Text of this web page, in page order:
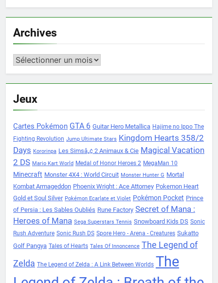
Archives
Archives
Jeux
Cartes Pokémon GTA 6 Guitar Hero Metallica Hajime no Ippo The
Fighting Revolution Jump Ultimate Stars Kingdom Hearts 358/2
Days Kororinpa Les Simsâ„¢ 2 Animaux & Cie Magical Vacation
2 DS Mario Kart World Medal of Honor Heroes 2 MegaMan 10
Minecraft Monster 4X4 : World Circuit Monster Hunter G Mortal
Kombat Armageddon Phoenix Wright : Ace Attorney Pokemon Heart
Gold et Soul Silver Pokémon Ecarlate et Violet Pokémon Pocket Prince
of Persia : Les Sables Oubliés Rune Factory Secret of Mana :
Heroes of Mana Sega Superstars Tennis Snowboard Kids DS Sonic
Rush Adventure Sonic Rush DS Spore Hero - Arena - Creatures Sukatto
Golf Pangya Tales of Hearts Tales Of Innoncence The Legend of
Zelda The Legend of Zelda : A Link Between Worlds The